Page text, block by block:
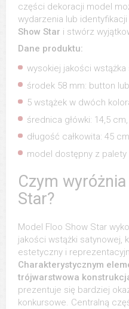
części dekoracji model
wydarzenia lub identyfikacji
Show Star i stwórz
Dane produktu:
wysokiej jakości wstążka
środek 58 mm: button
5 wstążek w dwóch
średnica główki: 14,5 cm,
długość całkowita: 45
model dostępny z palety
Czym
Star?
Model Floo Show Star
jakości wstążki satynowej,
estetyczny i
Charakterystycznym
trójwarstwowa
prezentuje się bardziej
konkursowe. Centralną